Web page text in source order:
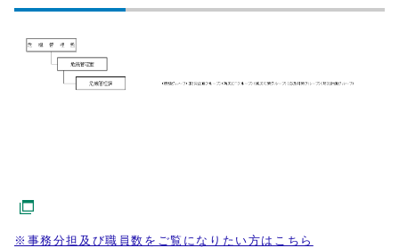
※事務分担及び職員数をご覧になりたい方はこちら